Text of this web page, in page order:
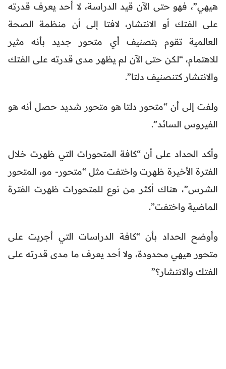
هيهي”، فهو حتى الآن قيد الدراسة، لا أحد يعرف قدرته
على الفتك أو الانتشار، لافتا إلى أن منظمة الصحة
العالمية تقوم بتصنيف أي متحور جديد بأنه مثير
للاهتمام، “لكن حتى الآن لم يظهر مدى قدرته على الفتك
والانتشار كتنصنيف دلتا”.
ولفت إلى أن “متحور دلتا هو متحور شديد حصل أنه هو
الفيروس السائد”.
وأكد الحداد على أن “كافة المتحورات التي ظهرت خلال
الفترة الأخيرة ظهرت واختفت مثل “متحور- مو، المتحور
الشرس”، هناك أكثر من نوع للمتحورات ظهرت الفترة
الماضية واختفت”.
وأوضح الحداد بأن “كافة الدراسات التي أجريت على
متحور هيهي محدودة، ولا أحد يعرف ما مدى قدرته على
الفتك والانتشار؟”